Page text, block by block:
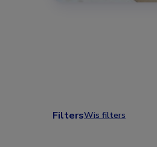
FiltersWis filters